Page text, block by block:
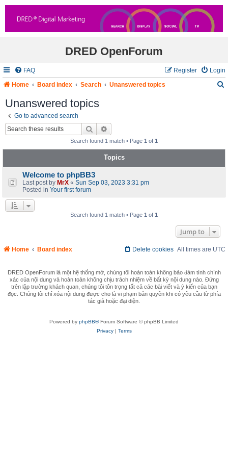
DRED OpenForum
FAQ Login
Register
Home
Board index Search Unanswered topics
h
Unanswered topics
Go to advanced search
Search
Search found 1 match • Page 1 of 1
Topics
Welcome to phpBB3
Last post by MrX « Sun Sep 03, 2023 3:31 pm
Posted in Your first forum
Search found 1 match • Page 1 of 1
Jump to
Home Board index All times are UTC
Delete cookies
DRED OpenForum là một hệ thống mở, chúng tôi hoàn toàn không bảo đảm tính chính
xác của nội dung và hoàn toàn không chịu trách nhiệm về bất kỳ nội dung nào. Đứng
trên lập trường khách quan, chúng tôi tôn trọng tất cả các bài viết và ý kiến của bạn
đọc. Chúng tôi chỉ xóa nội dung được cho là vi phạm bản quyền khi có yêu cầu từ phía
tác giả hoặc đại diện.
Powered by phpBB®Forum Software © phpBB Limited
Privacy| Terms